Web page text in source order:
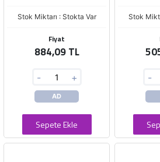
Stok Miktarı : Stokta Var
Fiyat
884,09 TL
- +
AD
Sepete Ekle
Stok
-